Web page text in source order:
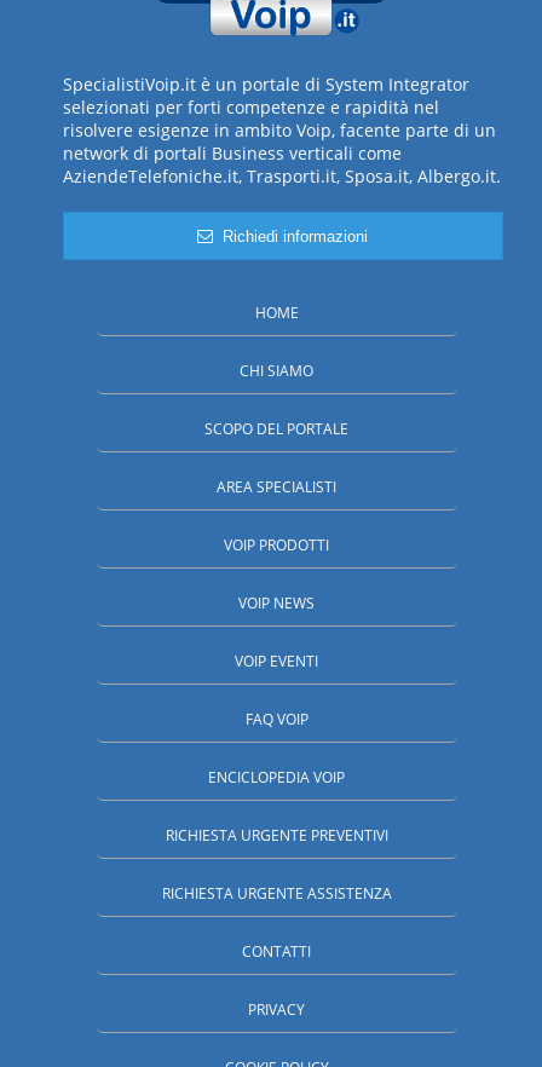
SpecialistiVoip.it è un portale di System Integrator
selezionati per forti competenze e rapidità nel
risolvere esigenze in ambito Voip, facente parte di un
network di portali Business verticali come
AziendeTelefoniche.it, Trasporti.it, Sposa.it, Albergo.it.
Richiedi informazioni
HOME
CHI SIAMO
SCOPO DEL PORTALE
AREA SPECIALISTI
VOIP PRODOTTI
VOIP NEWS
VOIP EVENTI
FAQ VOIP
ENCICLOPEDIA VOIP
RICHIESTA URGENTE PREVENTIVI
RICHIESTA URGENTE ASSISTENZA
CONTATTI
PRIVACY